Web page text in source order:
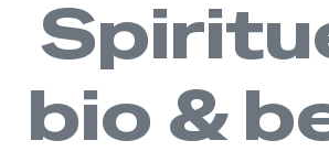
bio &